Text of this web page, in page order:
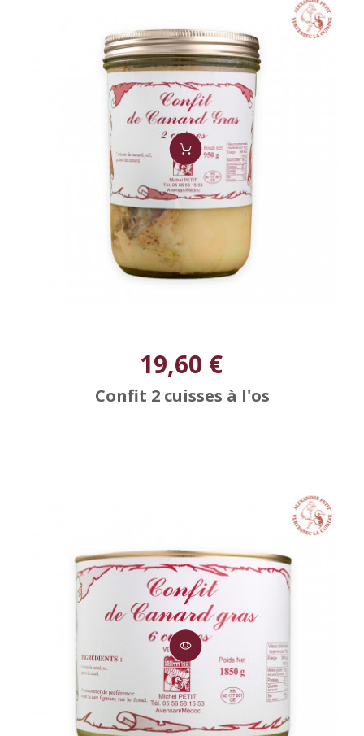
19,60 €
Confit 2 cuisses à l'os